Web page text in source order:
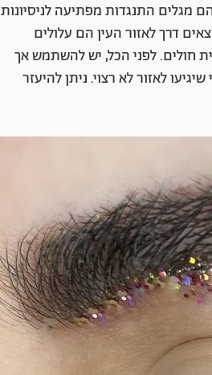
מגלים התנגדות מפתיעה לניסיונות
דרך לאזור העין הם עלולים
חולים. לפני הכל, יש להשתמש אך
לאזור לא רצוי. ניתן להיעזר